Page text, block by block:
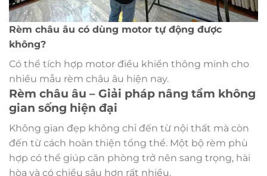
Rèm châu âu có dùng motor tự động được
không?
Có thể tích hợp motor điều khiển thông minh cho
nhiều mẫu rèm châu âu hiện nay.
Rèm châu âu – Giải pháp nâng tầm không
gian sống hiện đại
Không gian đẹp không chỉ đến từ nội thất mà còn
đến từ cách hoàn thiện tổng thể. Một bộ rèm phù
hợp có thể giúp căn phòng trở nên sang trọng, hài
hòa và có chiều sâu hơn rất nhiều.